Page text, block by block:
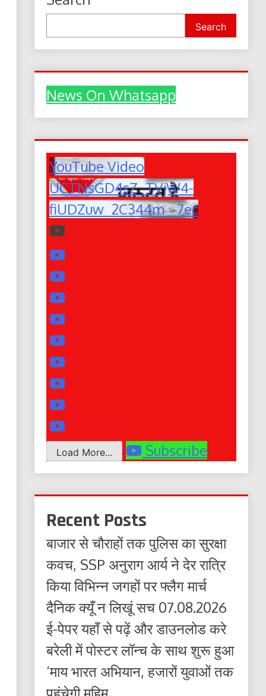
Search
News On Whatsapp
YouTube Video
UCTNsGD4sZ_TVjW4-
fiUDZuw_2C344m_-7ec
Load More... Subscribe
Recent Posts
बाजार से चौराहों तक पुलिस का सुरक्षा
कवच, SSP अनुराग आर्य ने देर रात्रि
किया विभिन्न जगहों पर फ्लैग मार्च
दैनिक क्यूँ न लिखूं सच 07.08.2026
ई-पेपर यहाँ से पढ़ें और डाउनलोड करे
बरेली में पोस्टर लॉन्च के साथ शुरू हुआ
‘माय भारत अभियान, हजारों युवाओं तक